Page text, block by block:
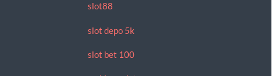
slot88
slot depo 5k
slot bet 100